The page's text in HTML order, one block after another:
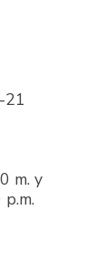
21
m. y
p.m.